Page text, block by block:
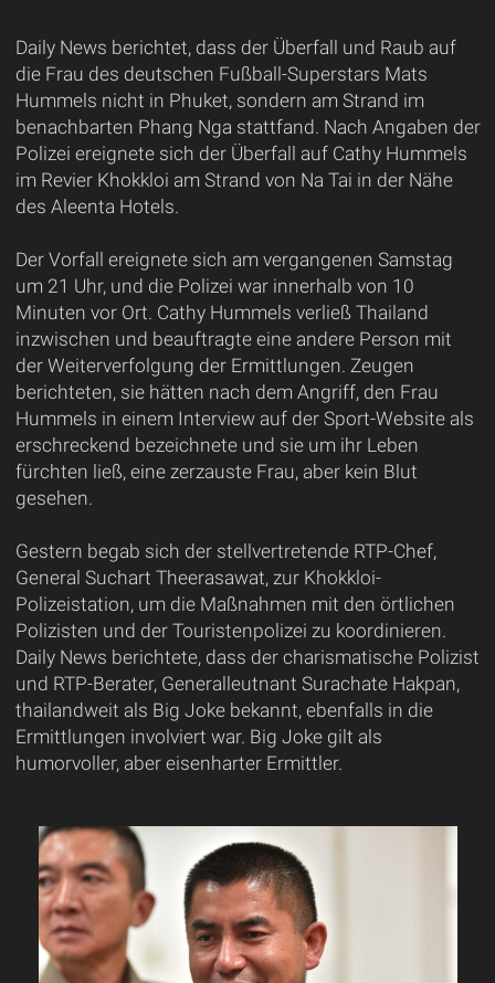
Daily News berichtet, dass der Überfall und Raub auf
die Frau des deutschen Fußball-Superstars Mats
Hummels nicht in Phuket, sondern am Strand im
benachbarten Phang Nga stattfand. Nach Angaben der
Polizei ereignete sich der Überfall auf Cathy Hummels
im Revier Khokkloi am Strand von Na Tai in der Nähe
des Aleenta Hotels.
Der Vorfall ereignete sich am vergangenen Samstag
um 21 Uhr, und die Polizei war innerhalb von 10
Minuten vor Ort. Cathy Hummels verließ Thailand
inzwischen und beauftragte eine andere Person mit
der Weiterverfolgung der Ermittlungen. Zeugen
berichteten, sie hätten nach dem Angriff, den Frau
Hummels in einem Interview auf der Sport-Website als
erschreckend bezeichnete und sie um ihr Leben
fürchten ließ, eine zerzauste Frau, aber kein Blut
gesehen.
Gestern begab sich der stellvertretende RTP-Chef,
General Suchart Theerasawat, zur Khokkloi-
Polizeistation, um die Maßnahmen mit den örtlichen
Polizisten und der Touristenpolizei zu koordinieren.
Daily News berichtete, dass der charismatische Polizist
und RTP-Berater, Generalleutnant Surachate Hakpan,
thailandweit als Big Joke bekannt, ebenfalls in die
Ermittlungen involviert war. Big Joke gilt als
humorvoller, aber eisenharter Ermittler.